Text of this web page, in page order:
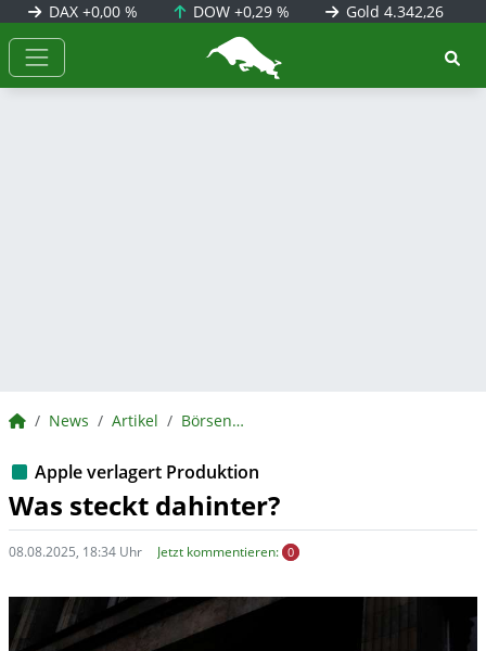
DAX +0,00 % DOW+0,29 % Gold 4.342,26
BörsenNEWS.de
BörsenNEWS.de
News Artikel BörsenNEWS.de
Apple verlagert Produktion
Was steckt dahinter?
08.08.2025, 18:34 Uhr Jetzt kommentieren: 0